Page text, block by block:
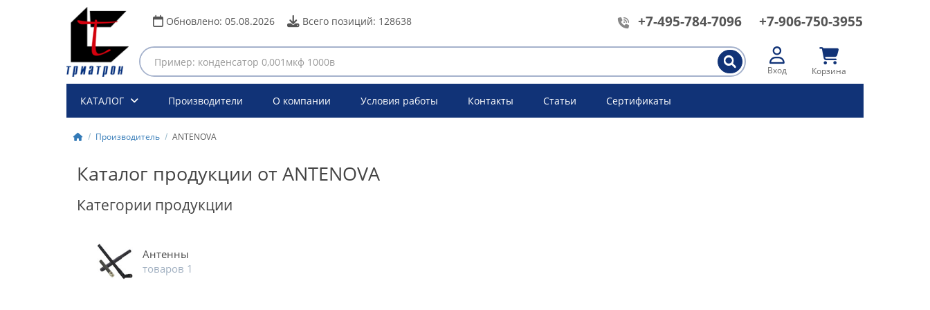
Обновлено: 05.08.2026 Всего позиций: 128638 +7-495-784-7096 +7-906-750-3955
Вход Корзина
КАТАЛОГ Производители О компании Условия работы Контакты Статьи Сертификаты
Производитель ANTENOVA
Каталог продукции от ANTENOVA
Категории продукции
Антенны
товаров 1